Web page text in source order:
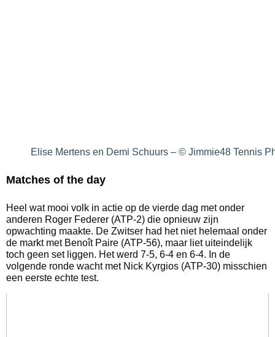
Elise Mertens en Demi Schuurs – © Jimmie48 Tennis
Matches of the day
Heel wat mooi volk in actie op de vierde dag met onder
anderen Roger Federer (ATP-2) die opnieuw zijn
opwachting maakte. De Zwitser had het niet helemaal onder
de markt met Benoît Paire (ATP-56), maar liet uiteindelijk
toch geen set liggen. Het werd 7-5, 6-4 en 6-4. In de
volgende ronde wacht met Nick Kyrgios (ATP-30) misschien
een eerste echte test.